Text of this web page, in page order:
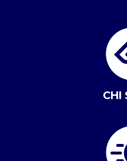
CHI